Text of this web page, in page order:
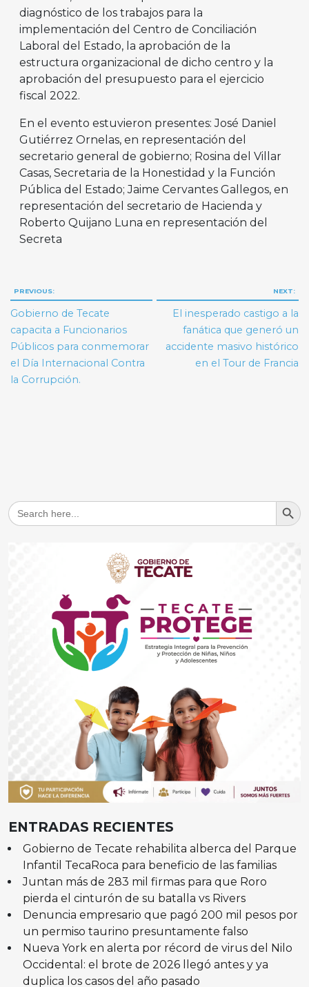
diagnóstico de los trabajos para la
implementación del Centro de Conciliación
Laboral del Estado, la aprobación de la
estructura organizacional de dicho centro y la
aprobación del presupuesto para el ejercicio
fiscal 2022.
En el evento estuvieron presentes: José Daniel
Gutiérrez Ornelas, en representación del
secretario general de gobierno; Rosina del Villar
Casas, Secretaria de la Honestidad y la Función
Pública del Estado; Jaime Cervantes Gallegos, en
representación del secretario de Hacienda y
Roberto Quijano Luna en representación del
Secreta
Navegación
de
entradas
PREVIOUS:
Gobierno de Tecate
capacita a Funcionarios
Públicos para conmemorar
el Día Internacional Contra
la Corrupción.
NEXT:
El inesperado castigo a la
fanática que generó un
accidente masivo histórico
en el Tour de Francia
Search
for:
Search
ENTRADAS RECIENTES
Gobierno de Tecate rehabilita alberca del Parque
Infantil TecaRoca para beneficio de las familias
Juntan más de 283 mil firmas para que Roro
pierda el cinturón de su batalla vs Rivers
Denuncia empresario que pagó 200 mil pesos por
un permiso taurino presuntamente falso
Nueva York en alerta por récord de virus del Nilo
Occidental: el brote de 2026 llegó antes y ya
duplica los casos del año pasado